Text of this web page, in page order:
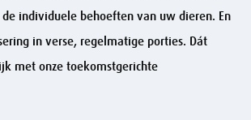
individuele behoeften van uw dieren. En
in verse, regelmatige porties. Dát
met onze toekomstgerichte